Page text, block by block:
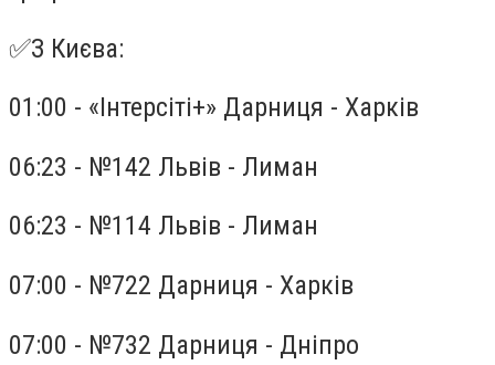
✅З Києва:
01:00 - «Інтерсіті+» Дарниця - Харків
06:23 - №142 Львів - Лиман
06:23 - №114 Львів - Лиман
07:00 - №722 Дарниця - Харків
07:00 - №732 Дарниця - Дніпро